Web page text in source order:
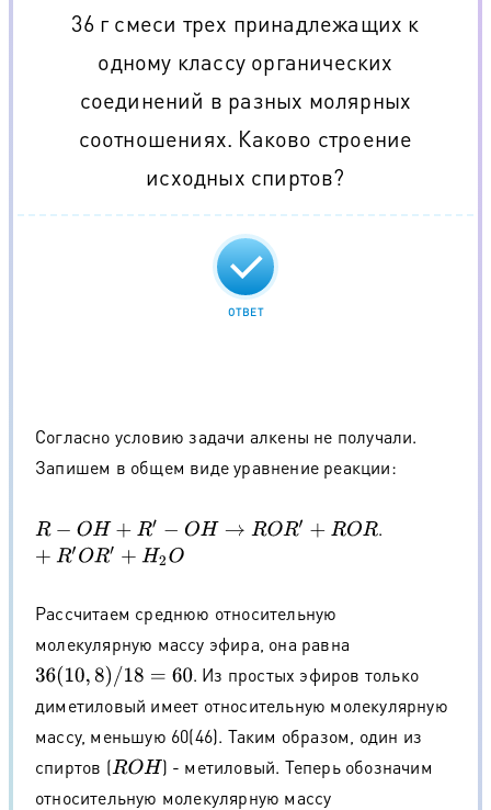
36 г смеси трех принадлежащих к
одному классу органических
соединений в разных молярных
соотношениях. Каково строение
исходных спиртов?
ОТВЕТ
Согласно условию задачи алкены не получали.
Запишем в общем виде уравнение реакции:
R− OH+R′−OH →ROR′+RO R+ R′OR′+H 2O .
Рассчитаем среднюю относительную
молекулярную массу эфира, она равна
36(10,8) /18=60
. Из простых эфиров только
диметиловый имеет относительную молекулярную
массу, меньшую 60(46). Таким образом, один из
спиртов (ROH
) - метиловый. Теперь обозначим
относительную молекулярную массу